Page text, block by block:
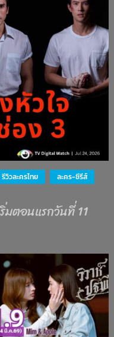
รีวิวละครไทย
ละคร-ซีรีส์
มตอนแรกวันที่ 11